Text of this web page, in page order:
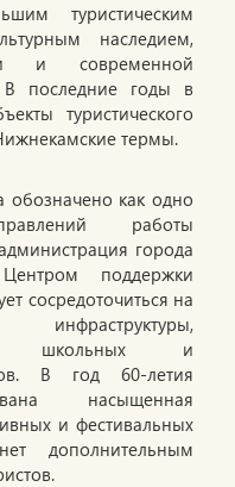
туристическим
наследием,
и современной
В последние годы в
туристического
термы.
обозначено как одно
работы
города
поддержки
сосредоточиться на
инфраструктуры,
школьных и
В год 60-летия
насыщенная
и фестивальных
дополнительным